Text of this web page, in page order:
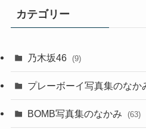
カテゴリー
乃木坂46 (9)
プレーボーイ写真集のなか
BOMB写真集のなかみ (63)